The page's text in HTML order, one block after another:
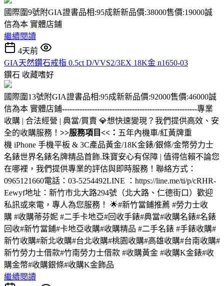
國際圍9號附GIA證書品相:95成新新品價:38000售價:19000誠
信為本 實體店鋪
繼續閱讀
4天前
GIA天然鑽石戒指 0.5ct D/VVS2/3EX 18K金 n1650-03
鑽石 收藏嗜好
國際圍13號附GIA證書品相:95成新新品價:92000售價:46000誠
信為本 實體店鋪------------------------------------------------------專業
收購 | 合法經營 | 典當/買賣 💎想快速變現？我們提供高效、安
全的收購服務！ >>服務項目<<： 五年內機車/紅黃牌重
機 iPhone 手機平板 & 3C產品黃金/18K金錶/銀條/金幣勞力士
名錶世界名錶名牌精品首飾.珠寶安心有保障 | 值得信賴不論您
在哪裡，我們提供專業的評估與即時服務！聯絡方式：
0965121660電話：03-5254492LINE ：https://line.me/ti/p/cRHR-
Eewyf地址：新竹市北大路294號（北大路、仁德街口）歡迎
私訊或來電，專人為您服務！ 🌟#新竹當鋪推薦 #勞力士收
購 #收購蒂芬妮 #二手卡地亞#回收手錶#典當#收購名錶#名錶
回收#新竹當鋪#卡地亞收購#收購精品 #二手名錶 #手錶收購#
新竹收購#新北收購#台北收購#桃園收購#高雄收購#台南收購#
新竹勞力士借款#竹南勞力士借款 #收購黃金 #收購K金錶#收
購金幣#收購銀條#收購K金飾品
繼續閱讀